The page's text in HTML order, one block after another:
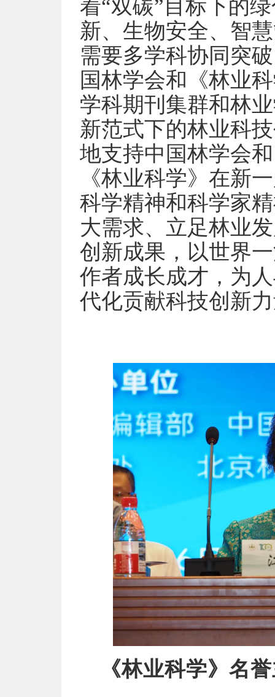
着“双碳”目标下的
新、生物安全、智
需要多学科协同突
国林学会和《林业
学科期刊集群和林
新范式下的林业科
地支持中国林学会
《林业科学》在新
科学精神和科学家
大需求、立足林业
创新成果，以世界
作者成长成才，为
代化贡献科技创新
《林业科学》名